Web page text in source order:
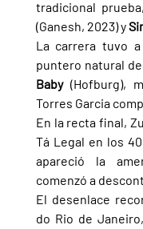
tradicional
(Ganesh, 2023) y
La carrera tuvo
puntero natural
Baby (Hofburg),
Torres Garcia
En la recta final,
Tá Legal en los
apareció la
comenzó a
El desenlace
do Rio de